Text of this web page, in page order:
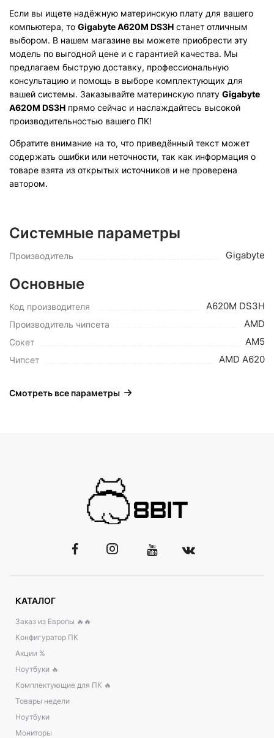
Если вы ищете надёжную материнскую плату для вашего
компьютера, то Gigabyte A620M DS3H станет отличным
выбором. В нашем магазине вы можете приобрести эту
модель по выгодной цене и с гарантией качества. Мы
предлагаем быструю доставку, профессиональную
консультацию и помощь в выборе комплектующих для
вашей системы. Заказывайте материнскую плату Gigabyte
A620M DS3H прямо сейчас и наслаждайтесь высокой
производительностью вашего ПК!
Обратите внимание на то, что приведённый текст может
содержать ошибки или неточности, так как информация о
товаре взята из открытых источников и не проверена
автором.
Системные параметры
Производитель Gigabyte
Основные
Код производителя A620M DS3H
Производитель чипсета AMD
Сокет AM5
Чипсет AMD A620
Смотреть все параметры
КАТАЛОГ
Заказ из Европы 🔥🔥
Конфигуратор ПК
Акции %
Ноутбуки 🔥
Комплектующие для ПК 🔥
Товары недели
Ноутбуки
Мониторы